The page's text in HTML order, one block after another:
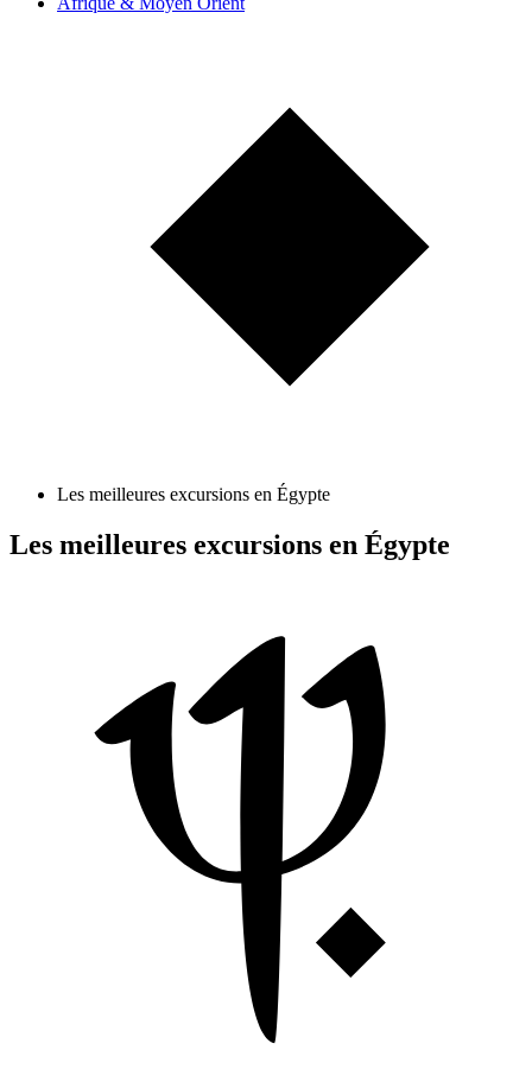
Les meilleures excursions en Égypte
Les meilleures excursions en Égypte